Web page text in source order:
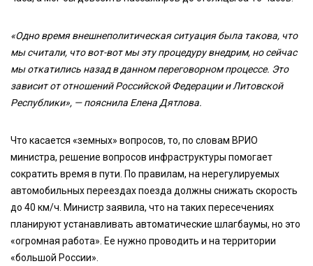
«Одно время внешнеполитическая ситуация была такова, что
мы считали, что вот-вот мы эту процедуру внедрим, но сейчас
мы откатились назад в данном переговорном процессе. Это
зависит от отношений Российской Федерации и Литовской
Республики», — пояснила Елена Дятлова.
Что касается «земных» вопросов, то, по словам ВРИО
министра, решение вопросов инфраструктуры помогает
сократить время в пути. По правилам, на нерегулируемых
автомобильных переездах поезда должны снижать скорость
до 40 км/ч. Министр заявила, что на таких пересечениях
планируют устанавливать автоматические шлагбаумы, но это
«огромная работа». Ее нужно проводить и на территории
«большой России».